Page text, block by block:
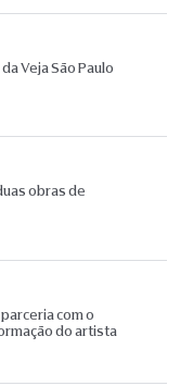
Veja São Paulo
obras de
com o
do artista